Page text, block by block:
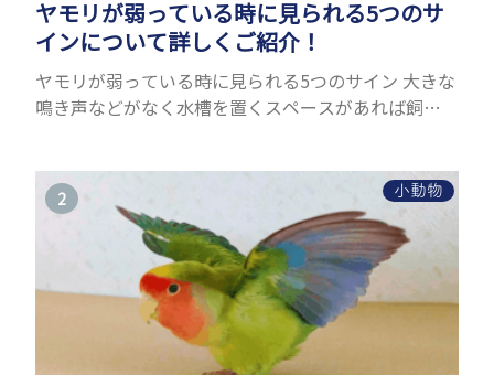
ヤモリが弱っている時に見られる5つのサ
インについて詳しくご紹介！
ヤモリが弱っている時に見られる5つのサイン 大きな
鳴き声などがなく水槽を置くスペースがあれば飼う
でしょうか...
小動物